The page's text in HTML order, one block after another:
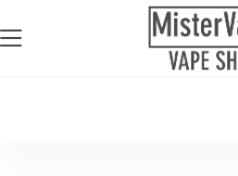
al
contenido